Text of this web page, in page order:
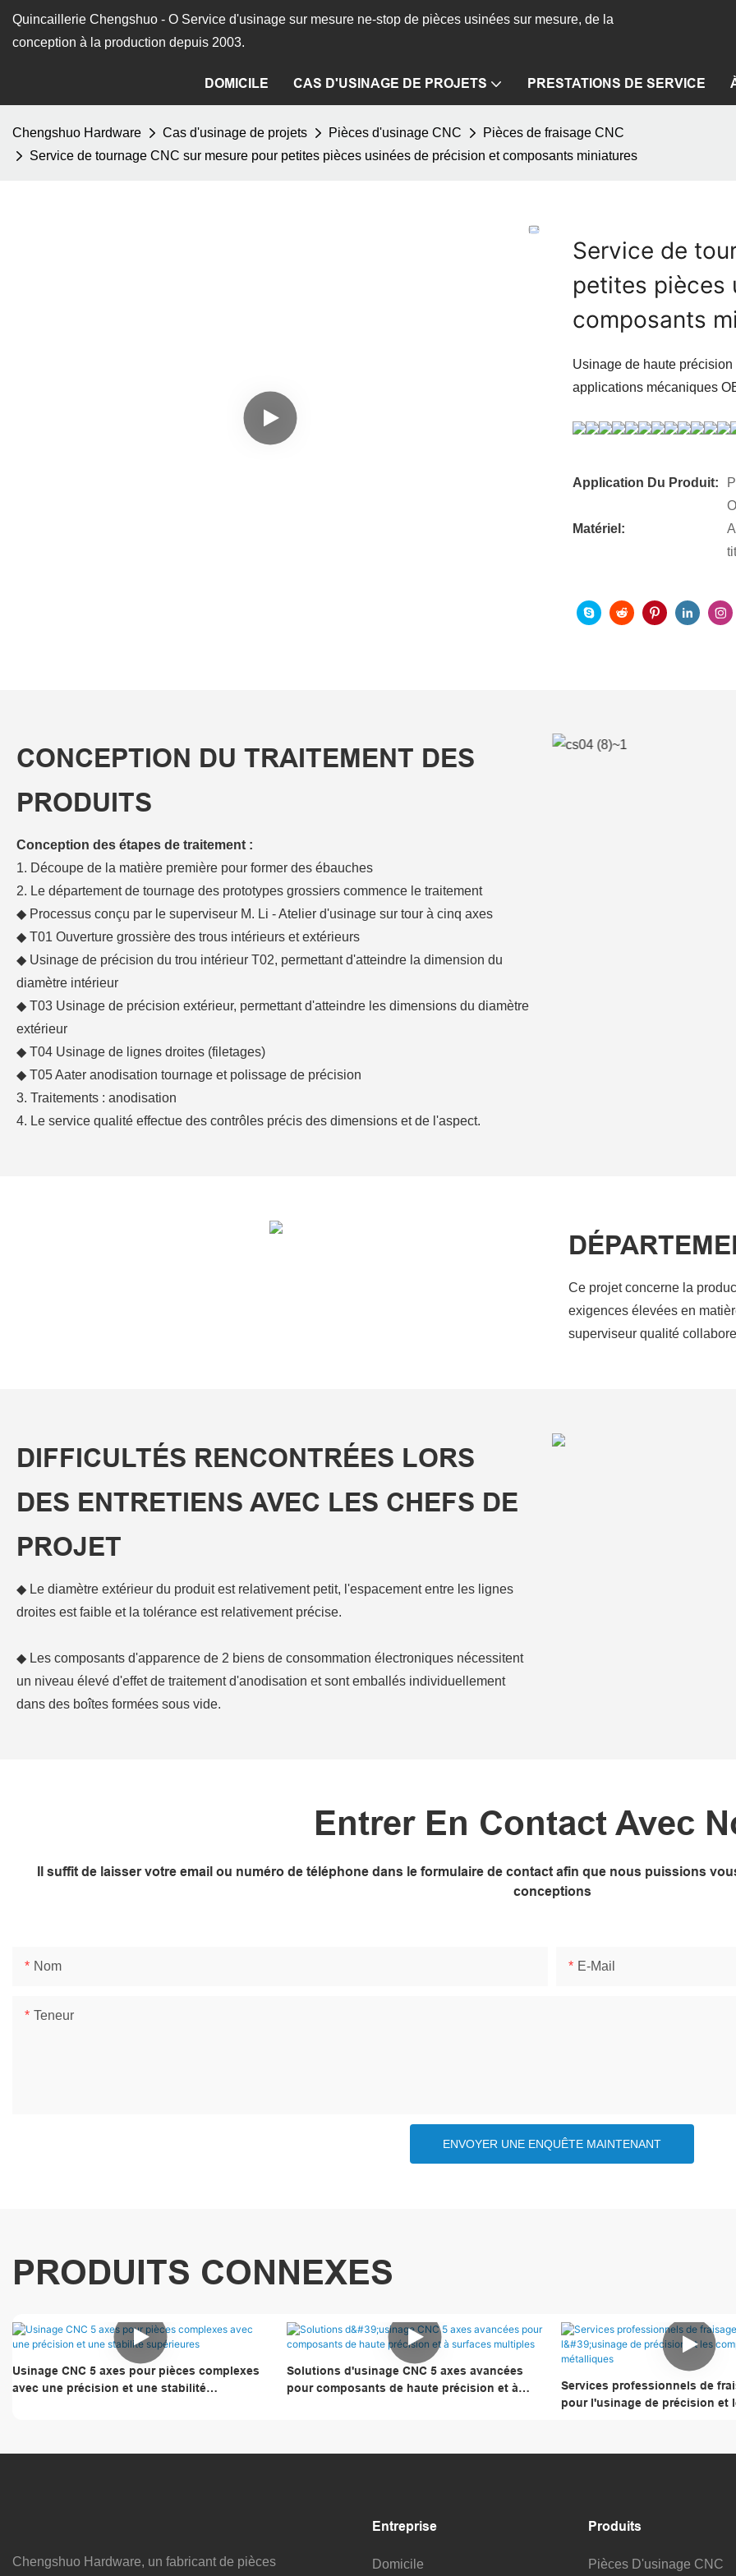
Quincaillerie Chengshuo - O Service d'usinage sur mesure ne-stop de pièces usinées sur mesure, de la
conception à la production depuis 2003.
DOMICILE CAS D'USINAGE DE PROJETS PRESTATIONS DE SERVICE
Chengshuo Hardware Cas d'usinage de projets Pièces d'usinage CNC
Pièces de fraisage CNC
Service de tournage CNC sur mesure pour petites pièces usinées de précision et composants miniatures
Service de
petites pièces
composants
Usinage de haute
applications mécaniques
Application Du Produit:
Matériel:
CONCEPTION DU TRAITEMENT DES
PRODUITS
Conception des étapes de traitement :
1. Découpe de la matière première pour former des ébauches
2. Le département de tournage des prototypes grossiers commence le traitement
◆ Processus conçu par le superviseur M. Li - Atelier d'usinage sur tour à cinq axes
◆ T01 Ouverture grossière des trous intérieurs et extérieurs
◆ Usinage de précision du trou intérieur T02, permettant d'atteindre la dimension du
diamètre intérieur
◆ T03 Usinage de précision extérieur, permettant d'atteindre les dimensions du diamètre
extérieur
◆ T04 Usinage de lignes droites (filetages)
◆ T05 Aater anodisation tournage et polissage de précision
3. Traitements : anodisation
4. Le service qualité effectue des contrôles précis des dimensions et de l'aspect.
Ce projet concerne la
exigences élevées en
superviseur qualité
DIFFICULTÉS RENCONTRÉES LORS
DES ENTRETIENS AVEC LES CHEFS DE
PROJET
◆ Le diamètre extérieur du produit est relativement petit, l'espacement entre les lignes
droites est faible et la tolérance est relativement précise.
◆ Les composants d'apparence de 2 biens de consommation électroniques nécessitent
un niveau élevé d'effet de traitement d'anodisation et sont emballés individuellement
dans des boîtes formées sous vide.
Entrer En Contact Avec
Il suffit de laisser votre email ou numéro de téléphone dans le formulaire de contact afin que nous puissions
conceptions
Nom E-Mail
Teneur
ENVOYER UNE ENQUÊTE MAINTENANT
PRODUITS CONNEXES
Usinage CNC 5 axes pour pièces complexes
avec une précision et une stabilité
Solutions d'usinage CNC 5 axes avancées
pour composants de haute précision et à
Services professionnels de
pour l'usinage de précision et
Chengshuo Hardware, un fabricant de pièces
Entreprise
Domicile
Produits
Pièces D'usinage CNC